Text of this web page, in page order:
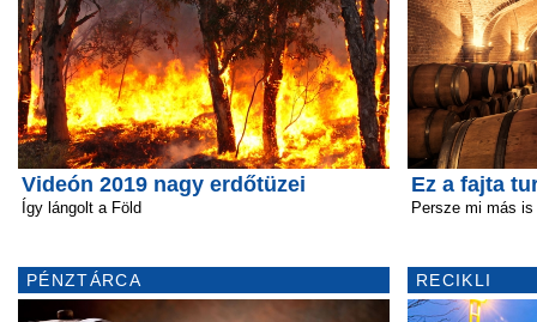
Videón 2019 nagy erdőtüzei
Így lángolt a Föld
PÉNZTÁRCA
Ez a fajta
Persze mi más is
RECIKLI